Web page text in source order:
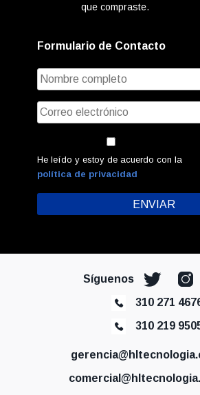
que compraste.
Formulario de Contacto
He leído y estoy de acuerdo con la
política de privacidad
Síguenos
310 271
310 219